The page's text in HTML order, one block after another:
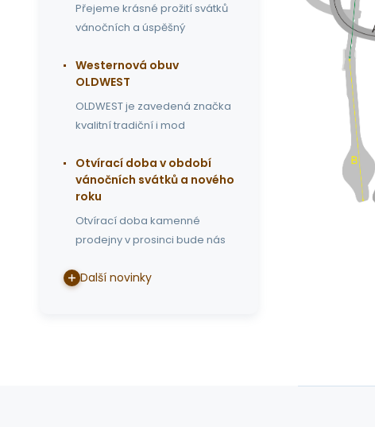
Přejeme krásné prožití svátků
vánočních a úspěšný
Westernová obuv
OLDWEST
OLDWEST je zavedená značka
kvalitní tradiční i mod
Otvírací doba v období
vánočních svátků a nového
roku
Otvírací doba kamenné
prodejny v prosinci bude nás
Další novinky